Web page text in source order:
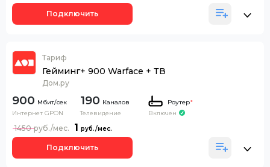
Подключить
Тариф
Гейминг+ 900 Warface + ТВ
Дом.ру
900
Интернет GPON
190 Каналов
Телевидение
Роутер*
Включен
1
1450
Подключить